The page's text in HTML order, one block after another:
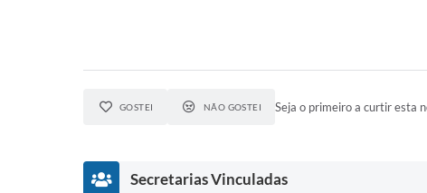
GOSTEI NÃO GOSTEI Seja o primeiro a curtir esta
Secretarias Vinculadas